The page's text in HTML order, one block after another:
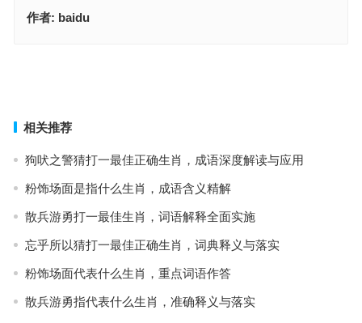
作者: baidu
相关推荐
狗吠之警猜打一最佳正确生肖，成语深度解读与应用
粉饰场面是指什么生肖，成语含义精解
散兵游勇打一最佳生肖，词语解释全面实施
忘乎所以猜打一最佳正确生肖，词典释义与落实
粉饰场面代表什么生肖，重点词语作答
散兵游勇指代表什么生肖，准确释义与落实